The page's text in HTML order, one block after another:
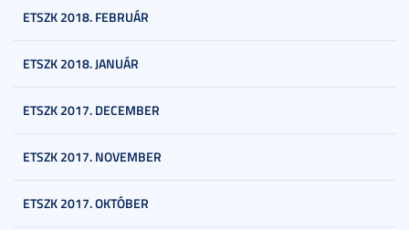
ETSZK 2018. FEBRUÁR
ETSZK 2018. JANUÁR
ETSZK 2017. DECEMBER
ETSZK 2017. NOVEMBER
ETSZK 2017. OKTÓBER